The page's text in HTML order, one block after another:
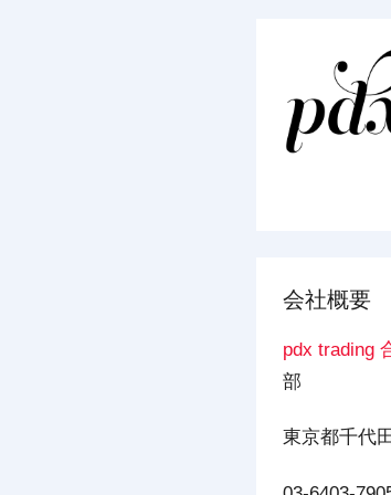
会社概要
pdx trading
部
東京都千代